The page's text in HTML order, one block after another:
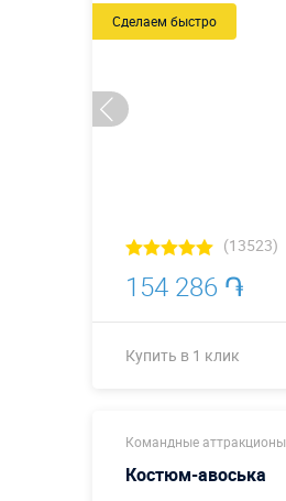
Сделаем быстро
(13523)
154 286 ֏
Купить в 1 клик
Командные аттракционы
Костюм-авоська